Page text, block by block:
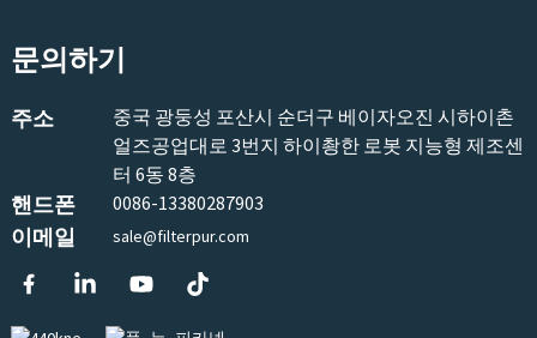
문의하기
주소
중국 광둥성 포산시 순더구 베이자오진 시하이촌
얼즈공업대로 3번지 하이촹한 로봇 지능형 제조센
터 6동 8층
핸드폰 0086-13380287903
이메일 sale@filterpur.com